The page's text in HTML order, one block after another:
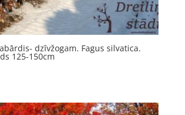
dzīvžogam. Fagus silvatica.
125-150cm